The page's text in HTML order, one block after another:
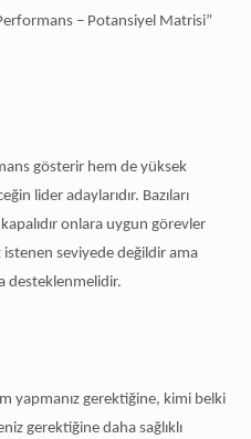
– Potansiyel Matrisi”
gösterir hem de yüksek
lider adaylarıdır. Bazıları
onlara uygun görevler
istenen seviyede değildir ama
desteklenmelidir.
yapmanız gerektiğine, kimi belki
gerektiğine daha sağlıklı